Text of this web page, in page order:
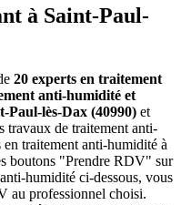
à Saint-Paul-
20 experts en traitement
anti-humidité et
lès-Dax (40990) et
travaux de traitement anti-
traitement anti-humidité à
boutons "Prendre RDV" sur
humidité ci-dessous, vous
au professionnel choisi.